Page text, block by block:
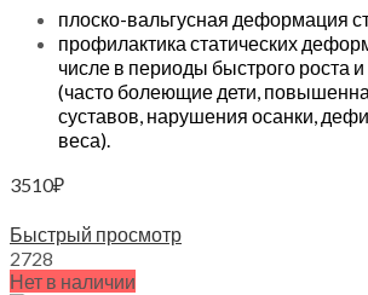
плоско-вальгусная деформация
профилактика статических
числе в периоды быстрого роста и
(часто болеющие дети,
суставов, нарушения осанки,
веса).
3510₽
Быстрый просмотр
2728
Нет в наличии